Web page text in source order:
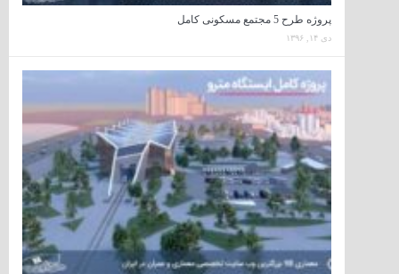
پروژه طرح 5 مجتمع مسکونی کامل
دی ۱۴, ۱۳۹۶